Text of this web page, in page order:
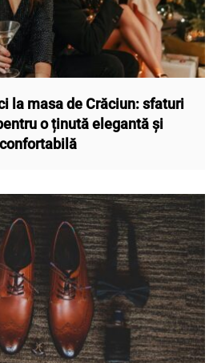
la masa de Crăciun: sfaturi
o ținută elegantă și
confortabilă